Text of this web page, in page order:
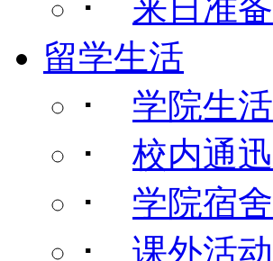
･ 来日准备
留学生活
･ 学院生活
･ 校内通迅
･ 学院宿舍
･ 课外活动